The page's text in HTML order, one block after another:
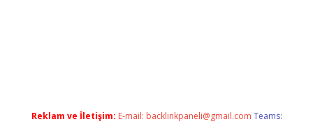
Reklam ve İletişim: E-mail: backlinkpaneli@gmail.com Teams: